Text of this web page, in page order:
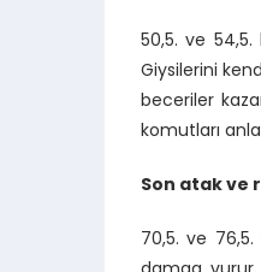
50,5. ve 54,5.
Giysilerini
beceriler
komutları
Son atak ve
70,5. ve